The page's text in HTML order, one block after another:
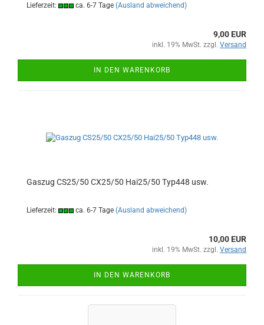
Lieferzeit: ca. 6-7 Tage (Ausland abweichend)
9,00 EUR
inkl. 19% MwSt. zzgl. Versand
IN DEN WARENKORB
Gaszug CS25/50 CX25/50 Hai25/50 Typ448 usw.
Lieferzeit: ca. 6-7 Tage (Ausland abweichend)
10,00 EUR
inkl. 19% MwSt. zzgl. Versand
IN DEN WARENKORB